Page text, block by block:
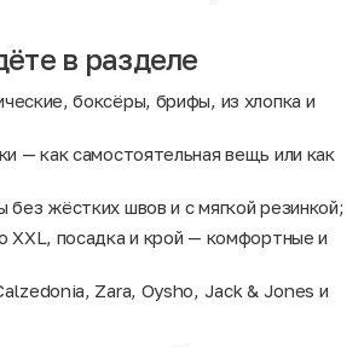
в разделе
боксёры, брифы, из хлопка и
— как самостоятельная вещь или как
жёстких швов и с мягкой резинкой;
XXL, посадка и крой — комфортные и
Zara, Oysho, Jack & Jones и